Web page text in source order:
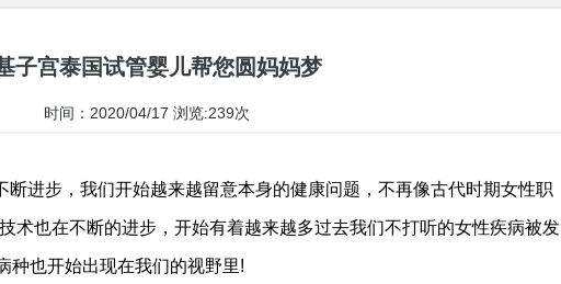
子宫泰国试管婴儿帮您圆妈妈梦
时间：2020/04/17 浏览:239次
断进步，我们开始越来越留意本身的健康问题，不再像古代时期女性职
术也在不断的进步，开始有着越来越多过去我们不打听的女性疾病被发
种也开始出现在我们的视野里!